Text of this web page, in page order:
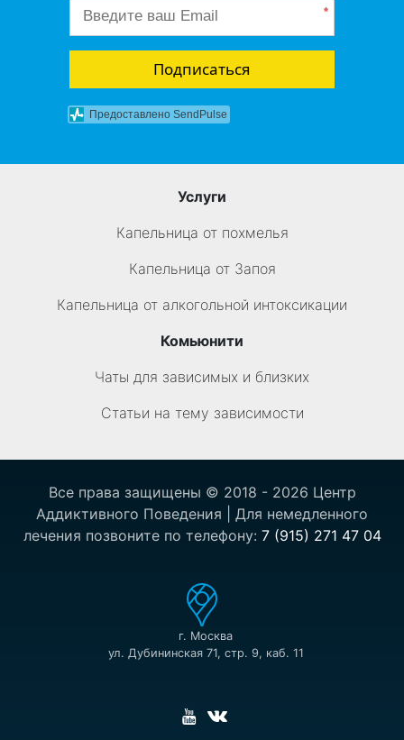
*
Подписаться
Предоставлено SendPulse
Услуги
Капельница от похмелья
Капельница от Запоя
Капельница от алкогольной интоксикации
Комьюнити
Чаты для зависимых и близких
Статьи на тему зависимости
Все права защищены © 2018 - 2026 Центр
Аддиктивного Поведения | Для немедленного
лечения позвоните по телефону: 7 (915) 271 47 04
г. Москва
ул. Дубининская 71, стр. 9, каб. 11